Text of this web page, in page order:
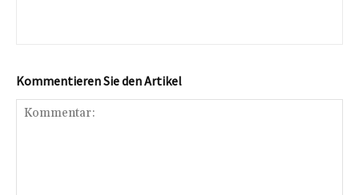
Kommentieren Sie den Artikel